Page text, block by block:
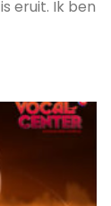
eruit. Ik ben